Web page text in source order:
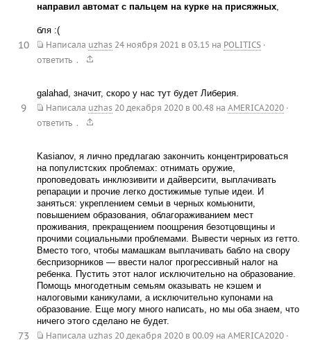
направил автомат с пальцем на курке на присяжных,
бля :(
Написала uzhas 24 ноября 2021 в 03.15 на POLITICS ·
ответить .
10
galahad, значит, скоро у нас тут будет Либерия.
Написала uzhas 20 декабря 2020 в 00.48на AMERICA2020 ·
ответить .
9
Kasianov, я лично предлагаю закончить концентрироваться
на популистских проблемах: отнимать оружие,
проповедовать инклюзивити и дайверсити, выплачивать
репарации и прочие легко достижимые тупые идеи. И
заняться: укреплением семьи в черных комьюнити,
повышением образования, облагораживанием мест
проживания, прекращением поощрения безотцовщины и
прочими социальными проблемами. Вывести черных из гетто.
Вместо того, чтобы мамашкам выплачивать бабло на свору
беспризорников — ввести налог прогрессивный налог на
ребенка. Пустить этот налог исключительно на образование.
Помощь многодетным семьям оказывать не кэшем и
налоговыми каникулами, а исключительно купонами на
образование. Еще могу много написать, но мы оба знаем, что
ничего этого сделано не будет.
Написала uzhas 20 декабря 2020 в 00.09на AMERICA2020 ·
73